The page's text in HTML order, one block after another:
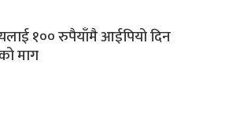
१०० रुपैयाँमै आईपियो दिन
माग